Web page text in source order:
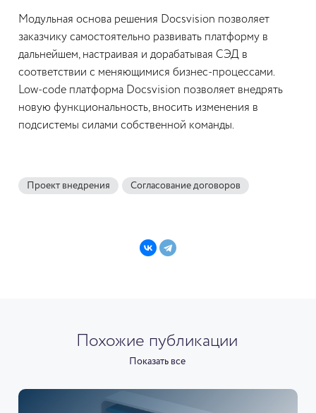
Модульная основа решения Docsvision позволяет
заказчику самостоятельно развивать платформу в
дальнейшем, настраивая и дорабатывая СЭД в
соответствии с меняющимися бизнес-процессами.
Low-code платформа Docsvision позволяет внедрять
новую функциональность, вносить изменения в
подсистемы силами собственной команды.
Проект внедрения Согласование договоров
Похожие публикации
Показать все